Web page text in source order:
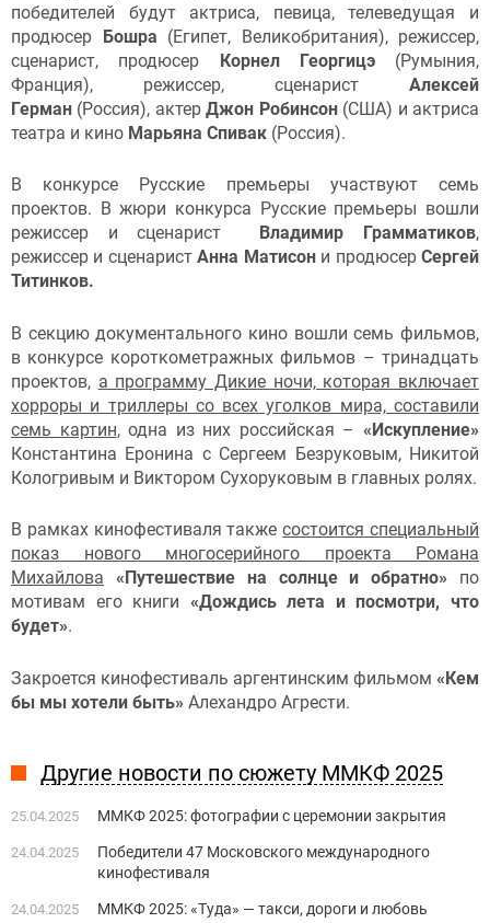
победителей будут актриса, певица, телеведущая и
продюсер Бошра (Египет, Великобритания), режиссер,
сценарист, продюсер Корнел Георгицэ(Румыния,
Франция), режиссер, сценарист Алексей
Герман (Россия), актерДжон Робинсон(США) и актриса
театра и кино Марьяна Спивак (Россия).
В конкурсе Русские премьеры участвуют семь
проектов. В жюри конкурса Русские премьеры вошли
режиссер и сценарист
Владимир Грамматиков,
режиссер и сценаристАнна Матисон и продюсерСергей
Титинков.
В секцию документального кино вошли семь фильмов,
в конкурсе короткометражных фильмов – тринадцать
проектов, а программу Дикие ночи, которая включает
хорроры и триллеры со всех уголков мира, составили
семь картин, одна из них российская –«Искупление»
Константина Еронина с Сергеем Безруковым, Никитой
Кологривым и Виктором Сухоруковым в главных ролях.
В рамках кинофестиваля такжесостоится специальный
показ нового многосерийного проекта Романа
Михайлова
«Путешествие на солнце и обратно» по
мотивам его книги «Дождись лета и посмотри, что
будет».
Закроется кинофестиваль аргентинским фильмом «Кем
бы мы хотели быть» Алехандро Агрести.
Другие новости по сюжету ММКФ 2025
25.04.2025 ММКФ 2025: фотографии с церемонии закрытия
24.04.2025
Победители 47 Московского международного
кинофестиваля
24.04.2025 ММКФ 2025: «Туда» — такси, дороги и любовь